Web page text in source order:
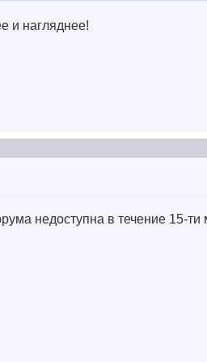
и нагляднее!
недоступна в течение 15-